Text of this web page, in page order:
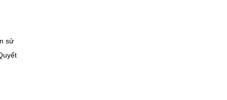
sử